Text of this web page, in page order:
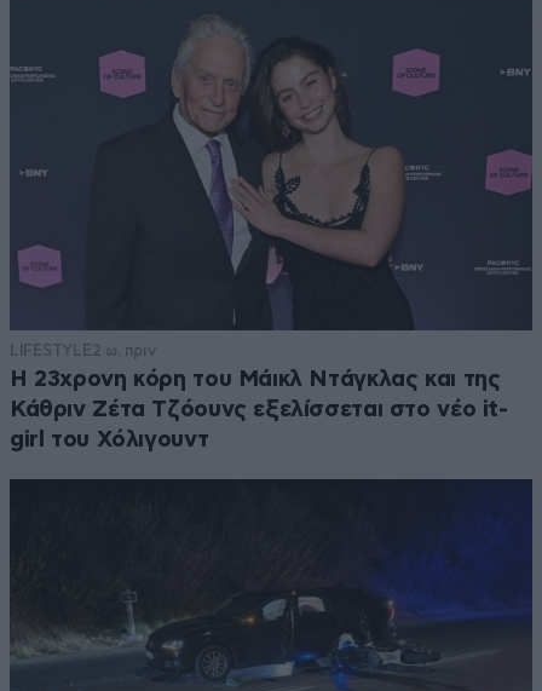
LIFESTYLE 2 ω. πριν
Η 23χρονη κόρη τoυ Μάικλ Ντάγκλας και της
Κάθριν Ζέτα Τζόουνς εξελίσσεται στο νέο it-
girl του Χόλιγουντ